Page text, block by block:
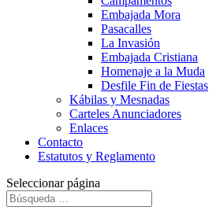
Embajada Mora
Pasacalles
La Invasión
Embajada Cristiana
Homenaje a la Muda
Desfile Fin de Fiestas
Kábilas y Mesnadas
Carteles Anunciadores
Enlaces
Contacto
Estatutos y Reglamento
Seleccionar página